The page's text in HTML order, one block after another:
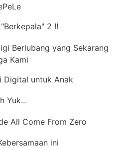
2 !!
Berlubang yang Sekarang
Kami
Digital untuk Anak
Yuk...
All Come From Zero
ini